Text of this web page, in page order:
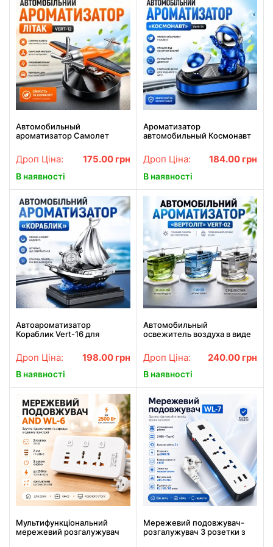
Автомобильный
ароматизатор Самолет
панелью и вращающимся
пропеллером
Дроп Ціна: 175.00 грн
В наявності
Ароматизатор
автомобильный Космонавт
планетой на солнечной
панели
Дроп Ціна: 184.00 грн
В наявності
Автоароматизатор
Кораблик Vert-16 для
панели с ароматизатором и
вращением штурвала
Дроп Ціна: 198.00 грн
В наявності
Автомобильный
освежитель воздуха в виде
вращающимися Vert02
Дроп Ціна: 240.00 грн
В наявності
Мультифункціональний
мережевий розгалужувач
Мережевий подовжувач-
розгалужувач 3 розетки з